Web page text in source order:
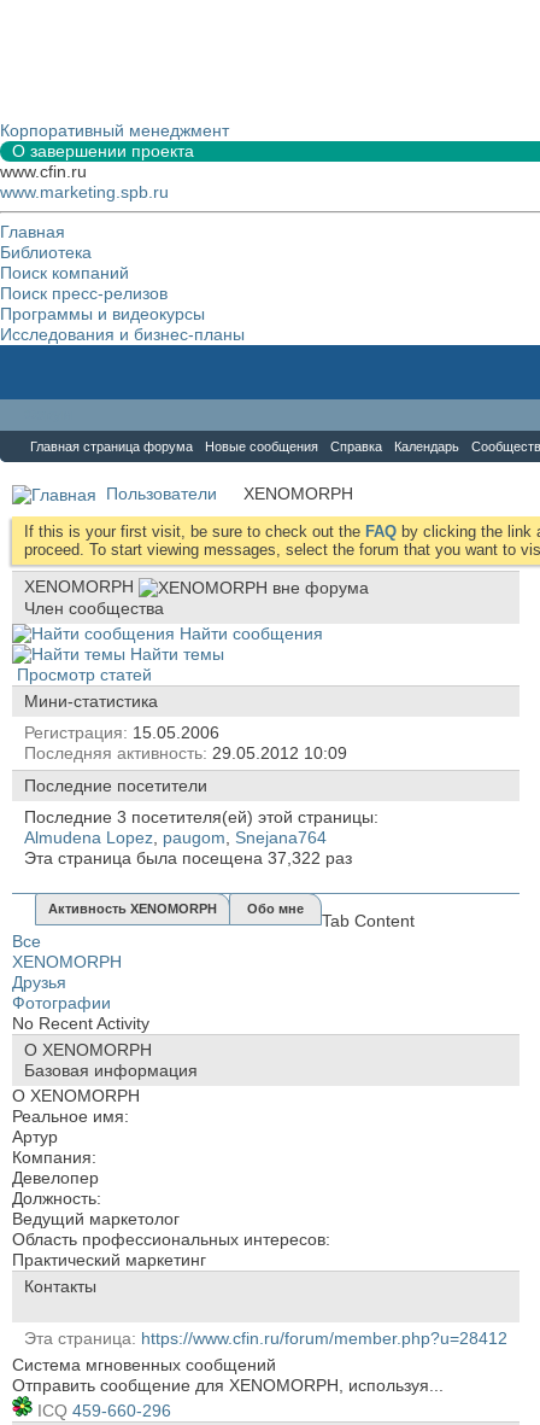
Корпоративный менеджмент
О завершении проекта
www.cfin.ru
www.marketing.spb.ru
Главная
Библиотека
Поиск компаний
Поиск пресс-релизов
Программы и видеокурсы
Исследования и бизнес-планы
Главная страница форума Новые сообщения Справка Календарь
Пользователи XENOMORPH
If this is your first visit, be sure to check out the FAQ by clicking the link
proceed. To start viewing messages, select the forum that you want to
XENOMORPH
Член сообщества
Найти сообщения
Найти темы
Просмотр статей
Мини-статистика
Регистрация
15.05.2006
Последняя активность 29.05.2012 10:09
Последние посетители
Последние 3 посетителя(ей) этой страницы:
Almudena Lopez paugom
Snejana764
Эта страница была посещена 37,322 раз
Активность XENOMORPH Обо мне
Tab Content
Все
XENOMORPH
Друзья
Фотографии
No Recent Activity
О XENOMORPH
Базовая информация
О XENOMORPH
Реальное имя:
Артур
Компания:
Девелопер
Должность:
Ведущий маркетолог
Область профессиональных интересов:
Практический маркетинг
Контакты
Эта страница
https://www.cfin.ru/forum/member.php?u=28412
Система мгновенных сообщений
Отправить сообщение для XENOMORPH, используя...
ICQ 459-660-296